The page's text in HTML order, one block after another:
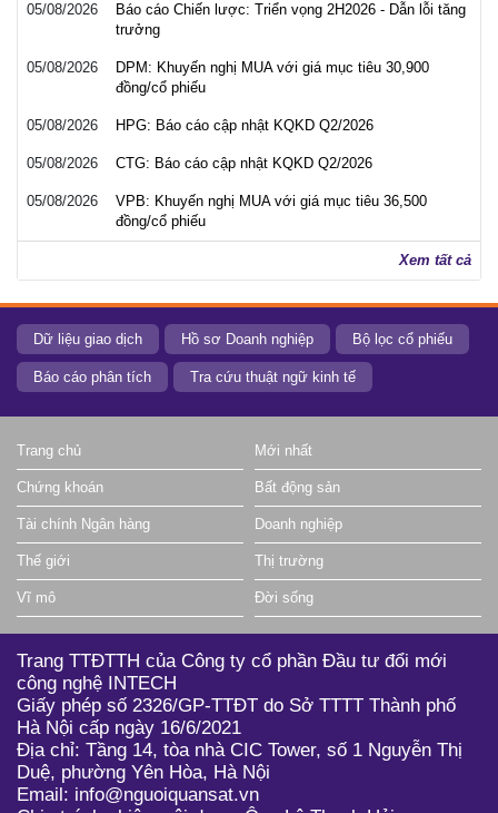
05/08/2026
Báo cáo Chiến lược: Triển vọng 2H2026 - Dẫn lỗi tăng
trưởng
05/08/2026
DPM: Khuyến nghị MUA với giá mục tiêu 30,900
đồng/cổ phiếu
05/08/2026 HPG: Báo cáo cập nhật KQKD Q2/2026
05/08/2026 CTG: Báo cáo cập nhật KQKD Q2/2026
05/08/2026
VPB: Khuyến nghị MUA với giá mục tiêu 36,500
đồng/cổ phiếu
Xem tất cả
Dữ liệu giao dịch Hồ sơ Doanh nghiệp Bộ lọc cổ phiếu
Báo cáo phân tích Tra cứu thuật ngữ kinh tế
Trang chủ Mới nhất
Chứng khoán Bất động sản
Tài chính Ngân hàng Doanh nghiệp
Thế giới Thị trường
Vĩ mô Đời sống
Trang TTĐTTH của Công ty cổ phần Đầu tư đổi mới
công nghệ INTECH
Giấy phép số 2326/GP-TTĐT do Sở TTTT Thành phố
Hà Nội cấp ngày 16/6/2021
Địa chỉ: Tầng 14, tòa nhà CIC Tower, số 1 Nguyễn Thị
Duệ, phường Yên Hòa, Hà Nội
Email: info@nguoiquansat.vn